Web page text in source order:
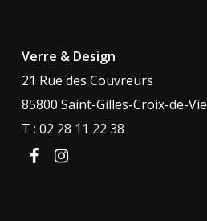
Verre & Design
21 Rue des Couvreurs
85800 Saint-Gilles-Croix-de-Vie
T : 02 28 11 22 38
facebookinstagram